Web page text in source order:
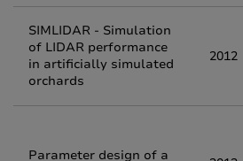
SIMLIDAR - Simulation
of LIDAR performance
in artificially simulated
orchards
2012
Parameter design of a